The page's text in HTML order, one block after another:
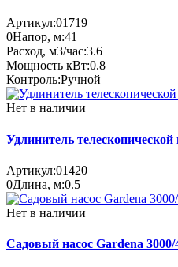
Артикул:01719
0Напор, м:41
Расход, м3/час:3.6
Мощность кВт:0.8
Контроль:Ручной
Нет в наличии
Удлинитель
Артикул:01420
0Длина, м:0.5
Нет в наличии
Садовый насос Gardena